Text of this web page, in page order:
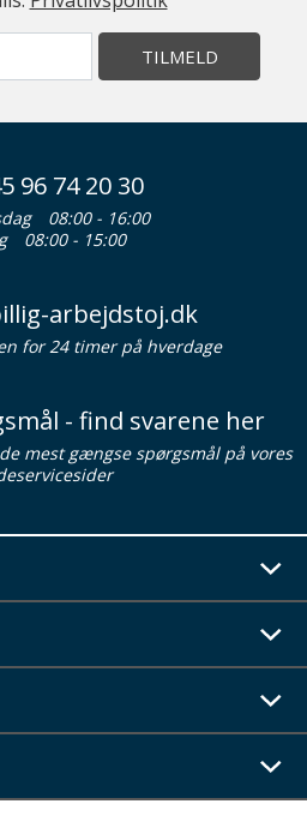
TILMELD
96 74 20 30
08:00 - 16:00
08:00 - 15:00
arbejdstoj.dk
for 24 timer på hverdage
- find svarene her
mest gængse spørgsmål på vores